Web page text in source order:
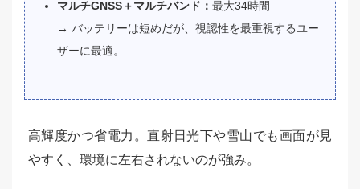
マルチGNSS＋マルチバンド： 最大34時間
→ バッテリーは短めだが、視認性を最重視するユー
ザーに最適。
高輝度かつ省電力。直射日光下や雪山でも画面が見
やすく、環境に左右されないのが強み。